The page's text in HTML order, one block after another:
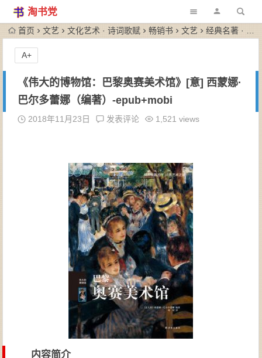
淘书党
首页 文艺 文化艺术 · 诗词歌赋 畅销书 文艺 经典名著 · 国学古籍
《伟大的博物馆：巴黎奥赛美术馆》[意] 西蒙娜·
巴尔多蕾娜（编著）-epub+mobi
2018年11月23日 发表评论 1,521 views
内容简介
A+